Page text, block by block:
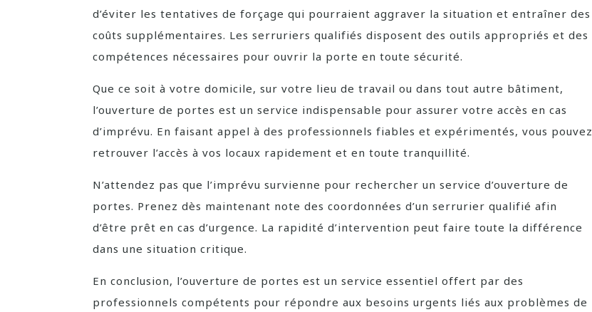
d’éviter les tentatives de forçage qui pourraient aggraver la situation et entraîner des
coûts supplémentaires. Les serruriers qualifiés disposent des outils appropriés et des
compétences nécessaires pour ouvrir la porte en toute sécurité.
Que ce soit à votre domicile, sur votre lieu de travail ou dans tout autre bâtiment,
l’ouverture de portes est un service indispensable pour assurer votre accès en cas
d’imprévu. En faisant appel à des professionnels fiables et expérimentés, vous pouvez
retrouver l’accès à vos locaux rapidement et en toute tranquillité.
N’attendez pas que l’imprévu survienne pour rechercher un service d’ouverture de
portes. Prenez dès maintenant note des coordonnées d’un serrurier qualifié afin
d’être prêt en cas d’urgence. La rapidité d’intervention peut faire toute la différence
dans une situation critique.
En conclusion, l’ouverture de portes est un service essentiel offert par des
professionnels compétents pour répondre aux besoins urgents liés aux problèmes de